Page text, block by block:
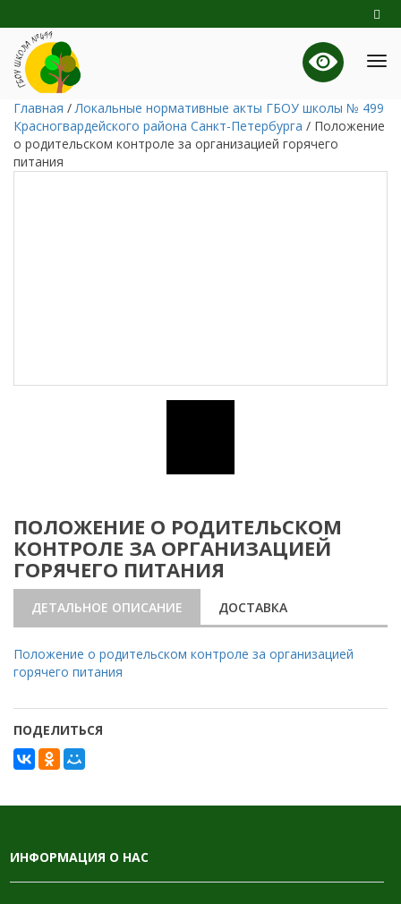
Главная /Локальные нормативные акты ГБОУ школы № 499
Красногвардейского района Санкт-Петербурга / Положение
о родительском контроле за организацией горячего
питания
ПОЛОЖЕНИЕ О РОДИТЕЛЬСКОМ
КОНТРОЛЕ ЗА ОРГАНИЗАЦИЕЙ
ГОРЯЧЕГО ПИТАНИЯ
ДЕТАЛЬНОЕ ОПИСАНИЕ ДОСТАВКА
Положение о родительском контроле за организацией
горячего питания
ПОДЕЛИТЬСЯ
ИНФОРМАЦИЯ О НАС